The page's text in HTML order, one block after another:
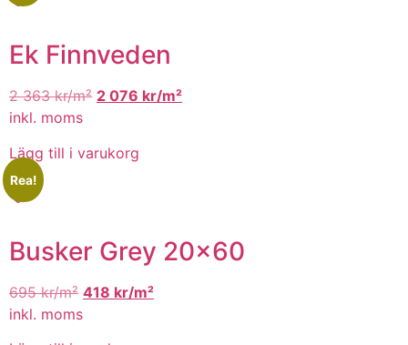
Ek Finnveden
2 363kr/m² 2 076 kr/m²
inkl. moms
Lägg till i varukorg
Rea!
Busker Grey 20×60
695kr/m² 418 kr/m²
inkl. moms